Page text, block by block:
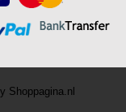
Shoppagina.nl